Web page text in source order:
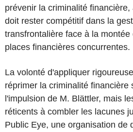
prévenir la criminalité
doit rester compétitif dans la
transfrontalière face à la
places financières concurrentes.
La volonté d'appliquer
réprimer la criminalité financière
l'impulsion de M. Blättler, mais
réticents à combler les lacunes
Public Eye, une organisation de